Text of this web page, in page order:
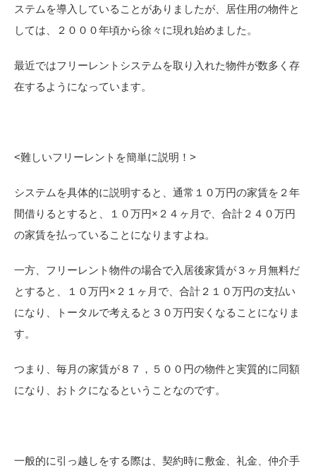
ステムを導入していることがありましたが、居住用の物件と
しては、２０００年頃から徐々に現れ始めました。
最近ではフリーレントシステムを取り入れた物件が数多く存
在するようになっています。
<難しいフリーレントを簡単に説明！>
システムを具体的に説明すると、通常１０万円の家賃を２年
間借りるとすると、１０万円×２４ヶ月で、合計２４０万円
の家賃を払っていることになりますよね。
一方、フリーレント物件の場合で入居後家賃が３ヶ月無料だ
とすると、１０万円×２１ヶ月で、合計２１０万円の支払い
になり、トータルで考えると３０万円安くなることになりま
す。
つまり、毎月の家賃が８７，５００円の物件と実質的に同額
になり、おトクになるということなのです。
一般的に引っ越しをする際は、契約時に敷金、礼金、仲介手